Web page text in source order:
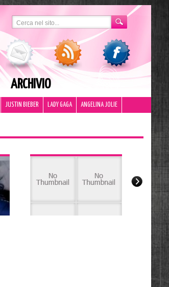
ARCHIVIO
JUSTIN BIEBER LADY GAGA ANGELINA JOLIE